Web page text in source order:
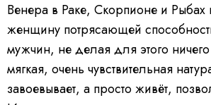
Венера в Раке, Скорпионе и Рыбах
женщину потрясающей
мужчин, не делая для этого
мягкая, очень чувствительная
завоевывает, а просто живёт,